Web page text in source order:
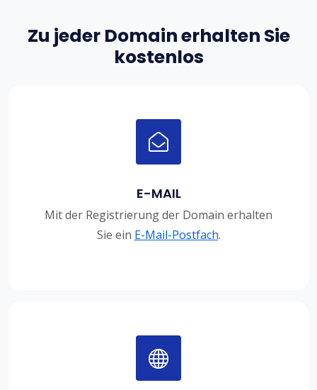
Zu jeder Domain erhalten Sie
kostenlos
E-MAIL
Mit der Registrierung der Domain erhalten
Sie ein E-Mail-Postfach.